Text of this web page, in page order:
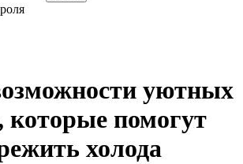
уютных
которые помогут
холода